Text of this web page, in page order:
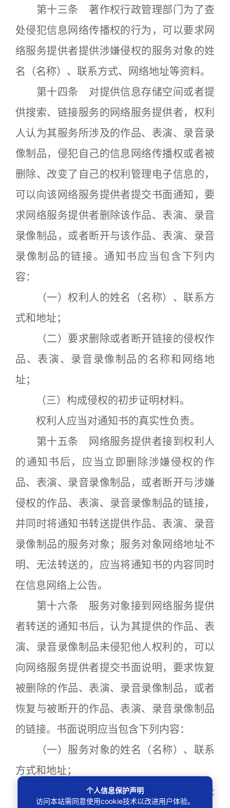
第十三条 著作权行政管理部门为了查
处侵犯信息网络传播权的行为，可以要求网
络服务提供者提供涉嫌侵权的服务对象的姓
名（名称）、联系方式、网络地址等资料。
第十四条 对提供信息存储空间或者提
供搜索、链接服务的网络服务提供者，权利
人认为其服务所涉及的作品、表演、录音录
像制品，侵犯自己的信息网络传播权或者被
删除、改变了自己的权利管理电子信息的，
可以向该网络服务提供者提交书面通知，要
求网络服务提供者删除该作品、表演、录音
录像制品，或者断开与该作品、表演、录音
录像制品的链接。通知书应当包含下列内
容：
（一）权利人的姓名（名称）、联系方
式和地址；
（二）要求删除或者断开链接的侵权作
品、表演、录音录像制品的名称和网络地
址；
（三）构成侵权的初步证明材料。
权利人应当对通知书的真实性负责。
第十五条 网络服务提供者接到权利人
的通知书后，应当立即删除涉嫌侵权的作
品、表演、录音录像制品，或者断开与涉嫌
侵权的作品、表演、录音录像制品的链接，
并同时将通知书转送提供作品、表演、录音
录像制品的服务对象；服务对象网络地址不
明、无法转送的，应当将通知书的内容同时
在信息网络上公告。
第十六条 服务对象接到网络服务提供
者转送的通知书后，认为其提供的作品、表
演、录音录像制品未侵犯他人权利的，可以
向网络服务提供者提交书面说明，要求恢复
被删除的作品、表演、录音录像制品，或者
恢复与被断开的作品、表演、录音录像制品
的链接。书面说明应当包含下列内容：
（一）服务对象的姓名（名称）、联系
方式和地址；
（二）要求恢复的作品、表演、录音录
个人信息保护声明
访问本站需同意使用cookie技术以改进用户体验。